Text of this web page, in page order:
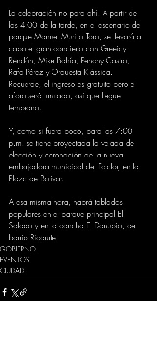
La celebración no para ahí. A partir de
las 4:00 de la tarde, en el escenario del
parque Manuel Murillo Toro, se llevará a
cabo el gran concierto con Greeicy
Rendón, Mike Bahía, Penchy Castro,
Rafa Pérez y Orquesta Klássica.
Recuerde, el ingreso es gratuito pero el
aforo será limitado, así que llegue
temprano.
Y, como si fuera poco, para las 7:00
p.m. se tiene proyectada la velada de
elección y coronación de la nueva
embajadora municipal del Folclor, en la
Plaza de Bolívar.
A esa misma hora, habrá tablados
populares en el parque principal El
Salado y en la cancha El Danubio, del
barrio Ricaurte.
GOBIERNO
EVENTOS
CIUDAD